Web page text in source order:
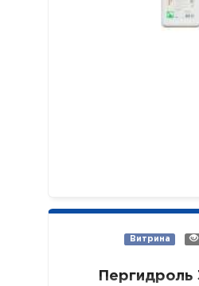
Витрина
Пергидроль